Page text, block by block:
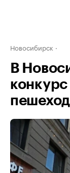
Новосибирск
В